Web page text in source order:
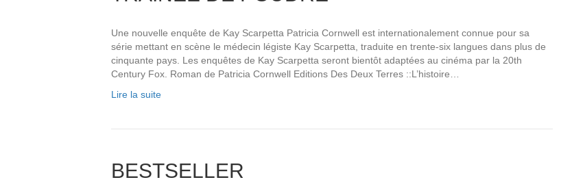
Une nouvelle enquête de Kay Scarpetta Patricia Cornwell est internationalement connue pour sa
série mettant en scène le médecin légiste Kay Scarpetta, traduite en trente-six langues dans plus de
cinquante pays. Les enquêtes de Kay Scarpetta seront bientôt adaptées au cinéma par la 20th
Century Fox. Roman de Patricia Cornwell Editions Des Deux Terres ::L’histoire…
Lire la suite
BESTSELLER